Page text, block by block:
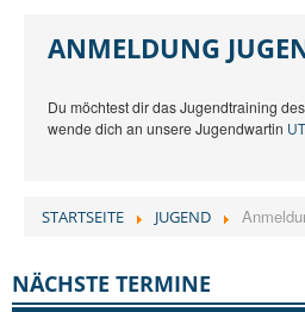
REGATTEN
MITGLIEDER
ANMELDUNG
Du möchtest dir das Jugendtraining
wende dich an unsere Jugendwartin
STARTSEITE JUGEND
NÄCHSTE TERMINE